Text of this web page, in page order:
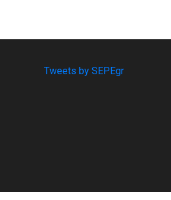
Tweets by SEPEgr